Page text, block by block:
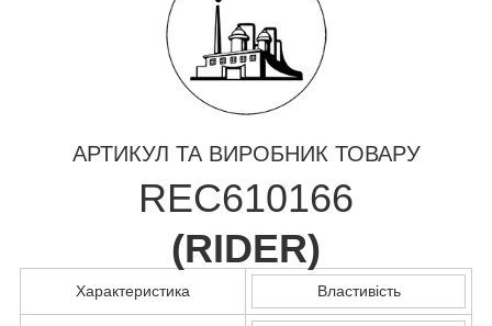
АРТИКУЛ ТА ВИРОБНИК ТОВАРУ
REC610166
(RIDER)
Характеристика Властивість